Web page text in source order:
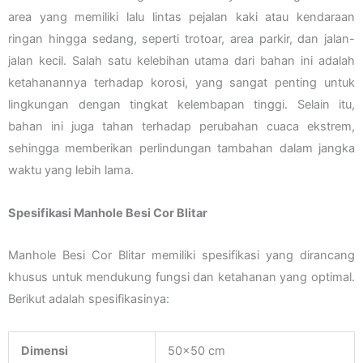
area yang memiliki lalu lintas pejalan kaki atau kendaraan
ringan hingga sedang, seperti trotoar, area parkir, dan jalan-
jalan kecil. Salah satu kelebihan utama dari bahan ini adalah
ketahanannya terhadap korosi, yang sangat penting untuk
lingkungan dengan tingkat kelembapan tinggi. Selain itu,
bahan ini juga tahan terhadap perubahan cuaca ekstrem,
sehingga memberikan perlindungan tambahan dalam jangka
waktu yang lebih lama.
Spesifikasi Manhole Besi Cor Blitar
Manhole Besi Cor Blitar memiliki spesifikasi yang dirancang
khusus untuk mendukung fungsi dan ketahanan yang optimal.
Berikut adalah spesifikasinya:
Dimensi 50×50 cm